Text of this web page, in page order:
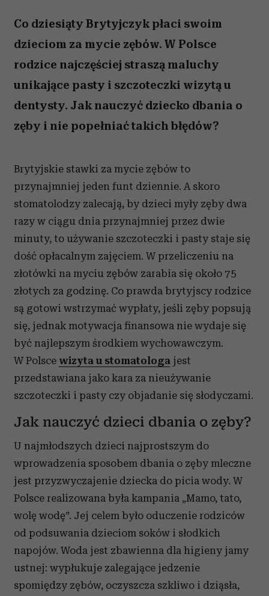
Co dziesiąty Brytyjczyk płaci swoim
dzieciom za mycie zębów. W Polsce
rodzice najczęściej straszą maluchy
unikające pasty i szczoteczki wizytą u
dentysty. Jak nauczyć dziecko dbania o
zęby i nie popełniać takich błędów?
Brytyjskie stawki za mycie zębów to
przynajmniej jeden funt dziennie. A skoro
stomatolodzy zalecają, by dzieci myły zęby dwa
razy w ciągu dnia przynajmniej przez dwie
minuty, to używanie szczoteczki i pasty staje się
dość opłacalnym zajęciem. W przeliczeniu na
złotówki na myciu zębów zarabia się około 75
złotych za godzinę. Co prawda brytyjscy rodzice
są gotowi wstrzymać wypłaty, jeśli zęby popsują
się, jednak motywacja finansowa nie wydaje się
być najlepszym środkiem wychowawczym.
W Polsce wizyta u stomatologa jest
przedstawiana jako kara za nieużywanie
szczoteczki i pasty czy objadanie się słodyczami.
Jak nauczyć dzieci dbania o zęby?
U najmłodszych dzieci najprostszym do
wprowadzenia sposobem dbania o zęby mleczne
jest przyzwyczajenie dziecka do picia wody. W
Polsce realizowana była kampania „Mamo, tato,
wolę wodę”. Jej celem było oduczenie rodziców
od podsuwania dzieciom soków i słodkich
napojów. Woda jest zbawienna dla higieny jamy
ustnej: wypłukuje zalegające jedzenie
spomiędzy zębów, oczyszcza szkliwo i dziąsła,